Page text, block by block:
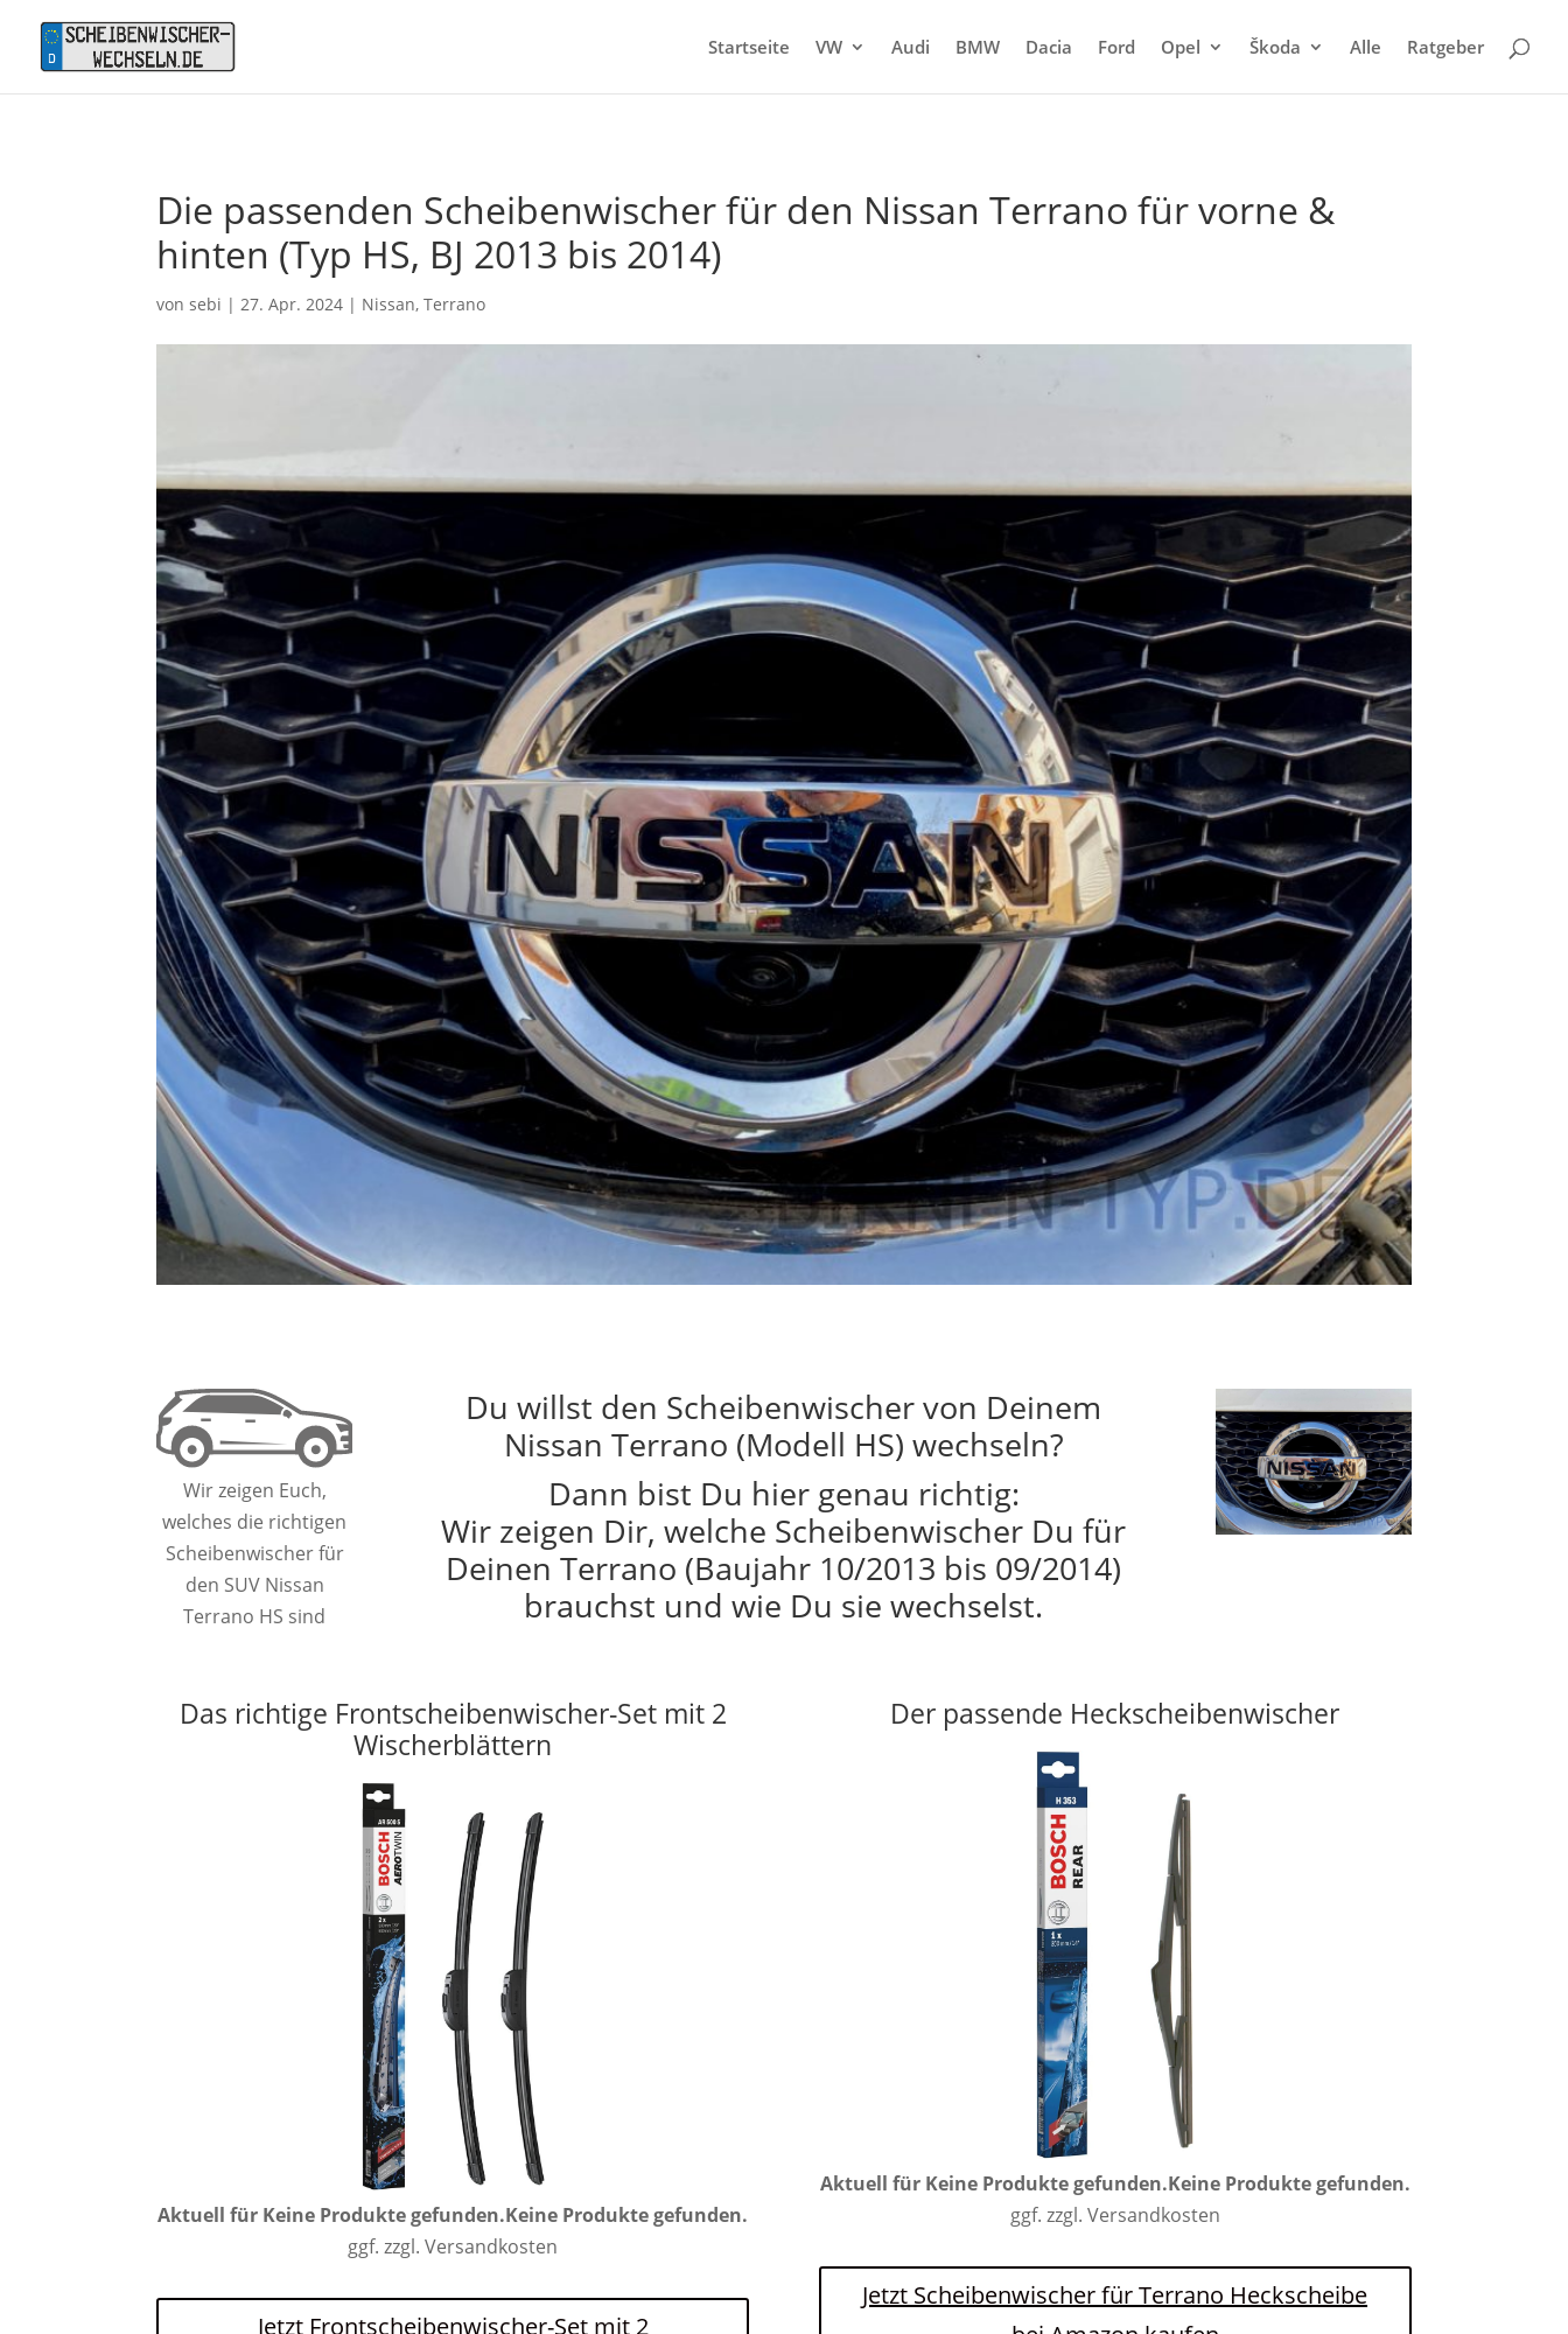
Startseite VW Audi BMW Dacia Ford Opel Škoda Alle Ratgeber
Die passenden Scheibenwischer für den Nissan Terrano für vorne &
hinten (Typ HS, BJ 2013 bis 2014)
vonsebi | 27. Apr. 2024 | Nissan,Terrano
Wir zeigen Euch,
welches die richtigen
Scheibenwischer für
den SUV Nissan
Terrano HS sind
Du willst den Scheibenwischer von Deinem
Nissan Terrano (Modell HS) wechseln?
Dann bist Du hier genau richtig:
Wir zeigen Dir, welche Scheibenwischer Du für
Deinen Terrano (Baujahr 10/2013 bis 09/2014)
brauchst und wie Du sie wechselst.
Das richtige Frontscheibenwischer-Set mit 2
Wischerblättern
Aktuell für Keine Produkte gefunden.Keine Produkte gefunden.
ggf. zzgl. Versandkosten
Jetzt Frontscheibenwischer-Set mit 2
Der passende Heckscheibenwischer
Aktuell für Keine Produkte gefunden.Keine Produkte gefunden.
ggf. zzgl. Versandkosten
Jetzt Scheibenwischer für Terrano Heckscheibe